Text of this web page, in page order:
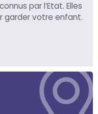
par l’Etat. Elles
garder votre enfant.